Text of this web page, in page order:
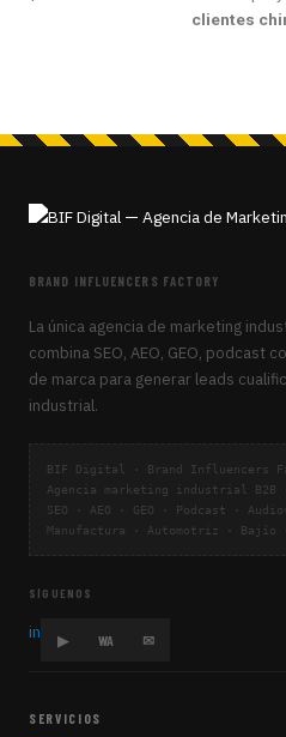
clientes
BRAND INFLUENCERS FACTORY
La única agencia de marketing
combina SEO, AEO, GEO, podcast
de marca para generar leads
industrial.
BIF Digital · Brand Influencers
Agencia marketing industrial B2B
SEO · AEO · GEO · Podcast ·
Manufactura · Automotriz · Bajío ·
SÍGUENOS
in ▶ WA ✉
SERVICIOS